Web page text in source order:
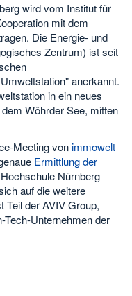
wird vom Institut für
mit dem
Die Energie- und
Zentrum) ist seit
anerkannt.
in ein neues
Wöhrder See, mitten
Meeting vonimmowelt
Ermittlung der
Nürnberg
auf die weitere
der AVIV Group,
Tech-Unternehmen der